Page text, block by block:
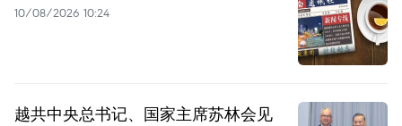
10/08/2026 10:24
越共中央总书记、国家主席苏林会见